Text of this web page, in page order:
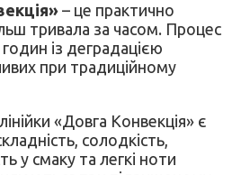
– це практично
тривала за часом. Процес
із деградацією
при традиційному
«Довга Конвекція» є
солодкість,
у смаку та легкі ноти